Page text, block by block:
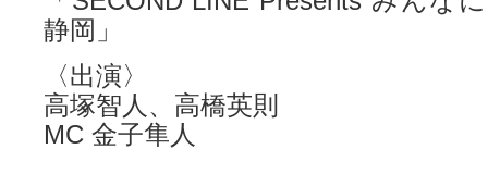
静岡」
〈出演〉
高塚智人、高橋英則
MC 金子隼人